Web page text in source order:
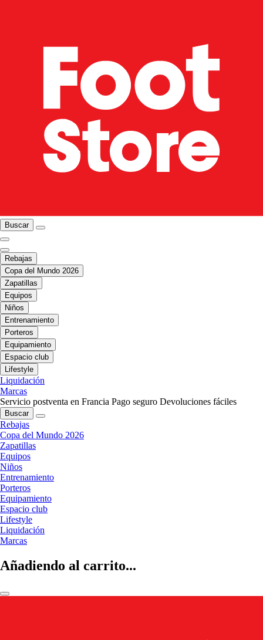
Buscar
Rebajas
Copa del Mundo 2026
Zapatillas
Equipos
Niños
Entrenamiento
Porteros
Equipamiento
Espacio club
Lifestyle
Liquidación
Marcas
Servicio postventa en Francia Pago seguro Devoluciones fáciles
Buscar
Rebajas
Copa del Mundo 2026
Zapatillas
Equipos
Niños
Entrenamiento
Porteros
Equipamiento
Espacio club
Lifestyle
Liquidación
Marcas
Añadiendo al carrito...